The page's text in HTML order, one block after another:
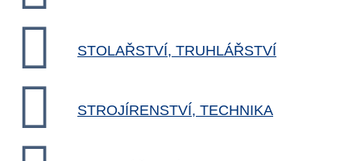
STOLAŘSTVÍ, TRUHLÁŘSTVÍ
STROJÍRENSTVÍ, TECHNIKA